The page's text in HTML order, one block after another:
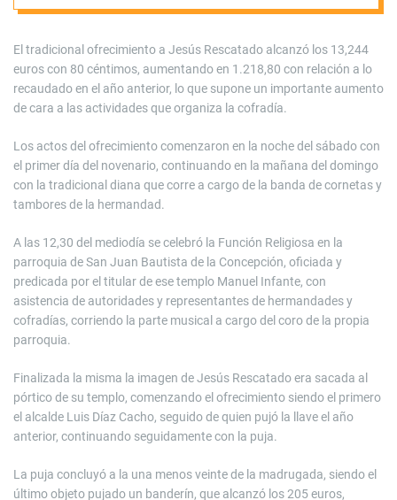
El tradicional ofrecimiento a Jesús Rescatado alcanzó los 13,244
euros con 80 céntimos, aumentando en 1.218,80 con relación a lo
recaudado en el año anterior, lo que supone un importante aumento
de cara a las actividades que organiza la cofradía.
Los actos del ofrecimiento comenzaron en la noche del sábado con
el primer día del novenario, continuando en la mañana del domingo
con la tradicional diana que corre a cargo de la banda de cornetas y
tambores de la hermandad.
A las 12,30 del mediodía se celebró la Función Religiosa en la
parroquia de San Juan Bautista de la Concepción, oficiada y
predicada por el titular de ese templo Manuel Infante, con
asistencia de autoridades y representantes de hermandades y
cofradías, corriendo la parte musical a cargo del coro de la propia
parroquia.
Finalizada la misma la imagen de Jesús Rescatado era sacada al
pórtico de su templo, comenzando el ofrecimiento siendo el primero
el alcalde Luis Díaz Cacho, seguido de quien pujó la llave el año
anterior, continuando seguidamente con la puja.
La puja concluyó a la una menos veinte de la madrugada, siendo el
último objeto pujado un banderín, que alcanzó los 205 euros,